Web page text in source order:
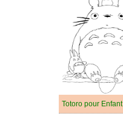
Totoro pour Enfant